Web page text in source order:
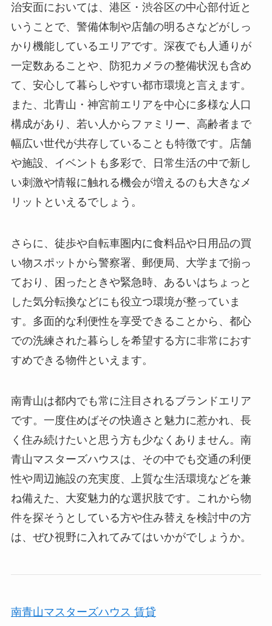
治安面においては、港区・渋谷区の中心部付近と
いうことで、警備体制や店舗の明るさなどがしっ
かり機能しているエリアです。深夜でも人通りが
一定数あることや、防犯カメラの整備状況も含め
て、安心して暮らしやすい都市環境と言えます。
また、北青山・神宮前エリアを中心に多様な人口
構成があり、若い人からファミリー、高齢者まで
幅広い世代が共存していることも特徴です。店舗
や施設、イベントも多彩で、日常生活の中で新し
い刺激や情報に触れる機会が増えるのも大きなメ
リットといえるでしょう。
さらに、徒歩や自転車圏内に食料品や日用品の買
い物スポットから警察署、郵便局、大学まで揃っ
ており、困ったときや緊急時、あるいはちょっと
した気分転換などにも役立つ環境が整っていま
す。多面的な利便性を享受できることから、都心
での洗練された暮らしを希望する方に非常におす
すめできる物件といえます。
南青山は都内でも常に注目されるブランドエリア
です。一度住めばその快適さと魅力に惹かれ、長
く住み続けたいと思う方も少なくありません。南
青山マスターズハウスは、その中でも交通の利便
性や周辺施設の充実度、上質な生活環境などを兼
ね備えた、大変魅力的な選択肢です。これから物
件を探そうとしている方や住み替えを検討中の方
は、ぜひ視野に入れてみてはいかがでしょうか。
南青山マスターズハウス 賃貸